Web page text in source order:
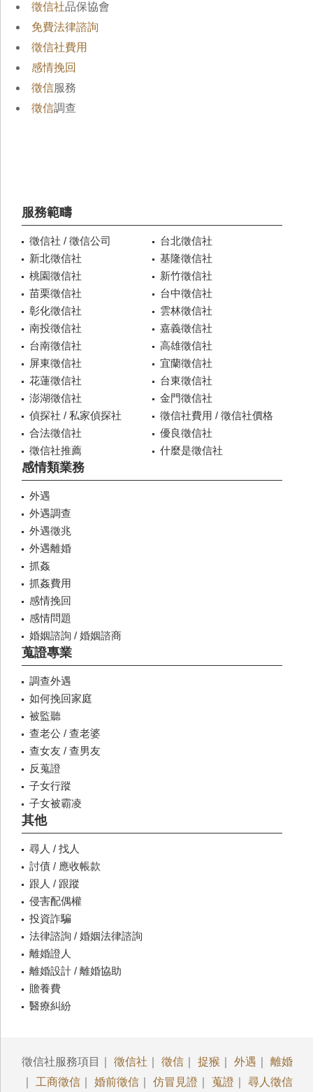
徵信社品保協會
免費法律諮詢
徵信社費用
感情挽回
徵信服務
徵信調查
服務範疇
徵信社 / 徵信公司
台北徵信社
新北徵信社
基隆徵信社
桃園徵信社
新竹徵信社
苗栗徵信社
台中徵信社
彰化徵信社
雲林徵信社
南投徵信社
嘉義徵信社
台南徵信社
高雄徵信社
屏東徵信社
宜蘭徵信社
花蓮徵信社
台東徵信社
澎湖徵信社
金門徵信社
偵探社 / 私家偵探社
徵信社費用 / 徵信社價格
合法徵信社
優良徵信社
徵信社推薦
什麼是徵信社
感情類業務
外遇
外遇調查
外遇徵兆
外遇離婚
抓姦
抓姦費用
感情挽回
感情問題
婚姻諮詢 / 婚姻諮商
蒐證專業
調查外遇
如何挽回家庭
被監聽
查老公 / 查老婆
查女友 / 查男友
反蒐證
子女行蹤
子女被霸凌
其他
尋人 / 找人
討債 / 應收帳款
跟人 / 跟蹤
侵害配偶權
投資詐騙
法律諮詢 / 婚姻法律諮詢
離婚證人
離婚設計 / 離婚協助
贍養費
醫療糾紛
徵信社服務項目｜ 徵信社 徵信 捉猴 外遇
離婚
工商徵信 婚前徵信 仿冒見證 蒐證 尋人徵信